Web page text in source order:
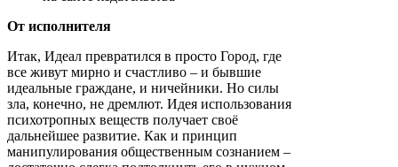
От исполнителя
Итак, Идеал превратился в просто Город, где
все живут мирно и счастливо – и бывшие
идеальные граждане, и ничейники. Но силы
зла, конечно, не дремлют. Идея использования
психотропных веществ получает своё
дальнейшее развитие. Как и принцип
манипулирования общественным сознанием –